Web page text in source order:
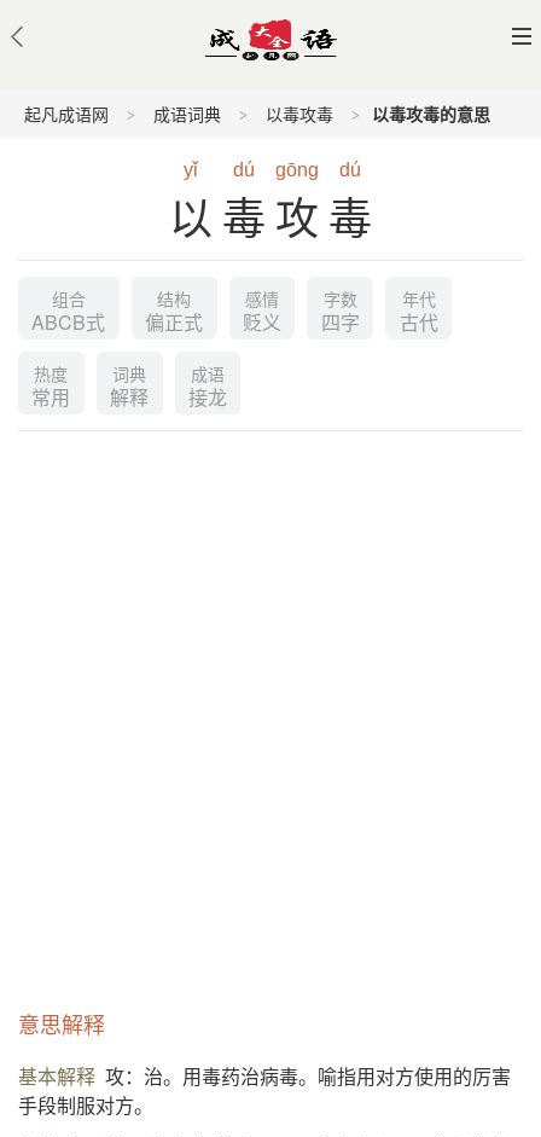
起凡成语网 成语词典 以毒攻毒 以毒攻毒的意思
yǐ dú gōng dú
以毒攻毒
组合
ABCB式
结构
偏正式
感情
贬义
字数
四字
年代
古代
热度
常用
词典
解释
成语
接龙
意思解释
基本解释 攻：治。用毒药治病毒。喻指用对方使用的厉害
手段制服对方。